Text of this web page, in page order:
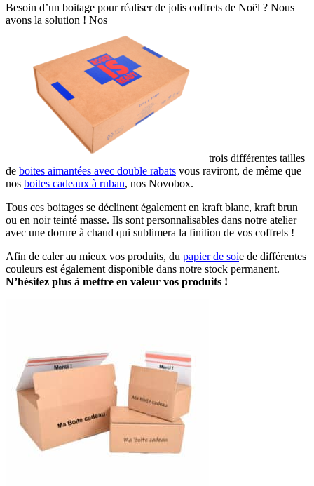
Besoin d’un boitage pour réaliser de jolis coffrets de Noël ? Nous
avons la solution ! Nos
trois différentes tailles
de boites aimantées avec double rabats vous raviront, de même que
nos boites cadeaux à ruban, nos Novobox.
Tous ces boitages se déclinent également en kraft blanc, kraft brun
ou en noir teinté masse. Ils sont personnalisables dans notre atelier
avec une dorure à chaud qui sublimera la finition de vos coffrets !
Afin de caler au mieux vos produits, du papier de soie de différentes
couleurs est également disponible dans notre stock permanent.
N’hésitez plus à mettre en valeur vos produits !